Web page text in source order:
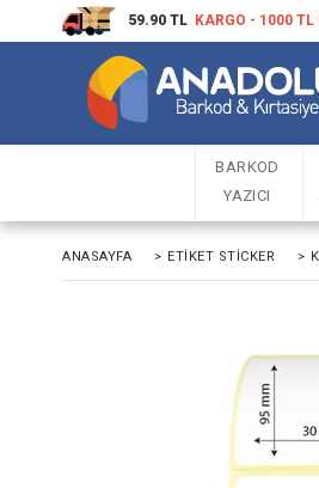
59.90 TL KARGO - 1000
BARKOD
YAZICI
ANASAYFA > ETIKET STICKER >